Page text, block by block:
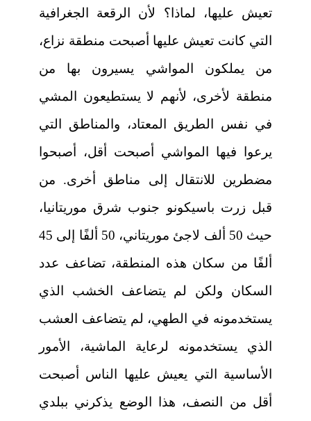
تعيش عليها، لماذا؟ لأن الرقعة الجغرافية
التي كانت تعيش عليها أصبحت منطقة نزاع،
من يملكون المواشي يسيرون بها من
منطقة لأخرى، لأنهم لا يستطيعون المشي
في نفس الطريق المعتاد، والمناطق التي
يرعوا فيها المواشي أصبحت أقل، أصبحوا
مضطرين للانتقال إلى مناطق أخرى. من
قبل زرت باسيكونو جنوب شرق موريتانيا،
حيث 50 ألف لاجئ موريتاني، 50 ألفًا إلى 45
ألفًا من سكان هذه المنطقة، تضاعف عدد
السكان ولكن لم يتضاعف الخشب الذي
يستخدمونه في الطهي، لم يتضاعف العشب
الذي يستخدمونه لرعاية الماشية، الأمور
الأساسية التي يعيش عليها الناس أصبحت
أقل من النصف، هذا الوضع يذكرني ببلدي